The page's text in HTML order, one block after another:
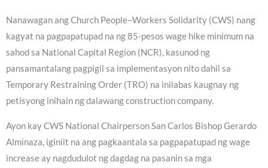
Nanawagan ang Church People–Workers Solidarity (CWS) nang
kagyat na pagpapatupad na ng 85-pesos wage hike minimum na
sahod sa National Capital Region (NCR), kasunod ng
pansamantalang pagpigil sa implementasyon nito dahil sa
Temporary Restraining Order (TRO) na inilabas kaugnay ng
petisyong inihain ng dalawang construction company.
Ayon kay CWS National Chairperson San Carlos Bishop Gerardo
Alminaza, iginiit na ang pagkaantala sa pagpapatupad ng wage
increase ay nagdudulot ng dagdag na pasanin sa mga